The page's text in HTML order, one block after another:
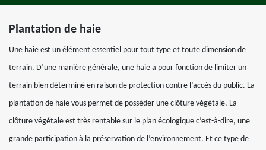
Plantation de haie
Une haie est un élément essentiel pour tout type et toute dimension de
terrain. D’une manière générale, une haie a pour fonction de limiter un
terrain bien déterminé en raison de protection contre l’accès du public. La
plantation de haie vous permet de posséder une clôture végétale. La
clôture végétale est très rentable sur le plan écologique c’est-à-dire, une
grande participation à la préservation de l’environnement. Et ce type de